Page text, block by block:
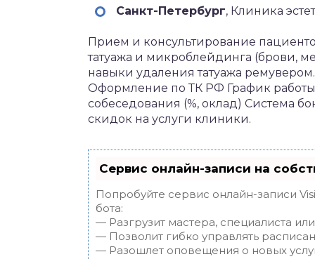
Санкт-Петербург‎, Клиника
Прием и консультирование
татуажа и микроблейдинга (брови,
навыки удаления татуажа
Оформление по ТК РФ График
собеседования (%, оклад) Система
скидок на услуги клиники.
Сервис онлайн-записи на
Попробуйте сервис онлайн-записи
бота:
— Разгрузит мастера, специалиста
— Позволит гибко управлять
— Разошлет оповещения о новых